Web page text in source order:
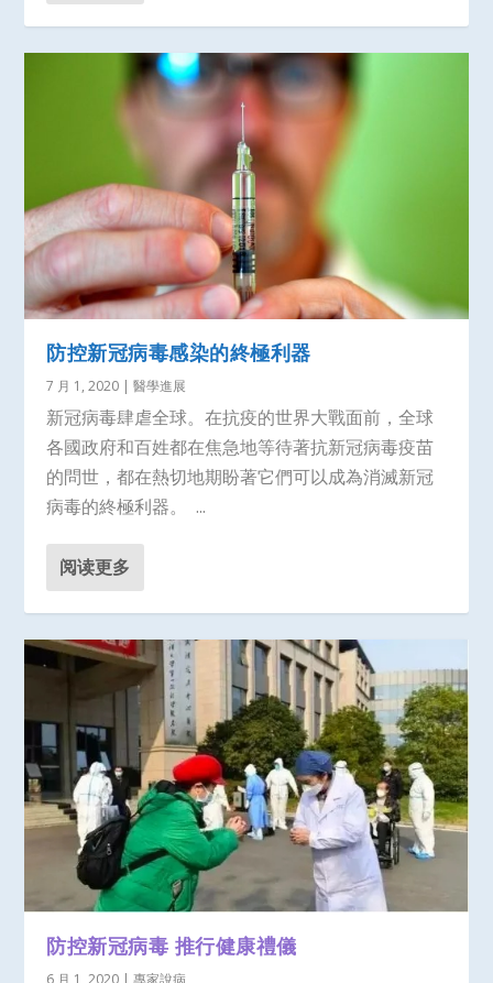
防控新冠病毒感染的終極利器
7 月 1, 2020 |醫學進展
新冠病毒肆虐全球。在抗疫的世界大戰面前，全球
各國政府和百姓都在焦急地等待著抗新冠病毒疫苗
的問世，都在熱切地期盼著它們可以成為消滅新冠
病毒的終極利器。 ...
阅读更多
防控新冠病毒 推行健康禮儀